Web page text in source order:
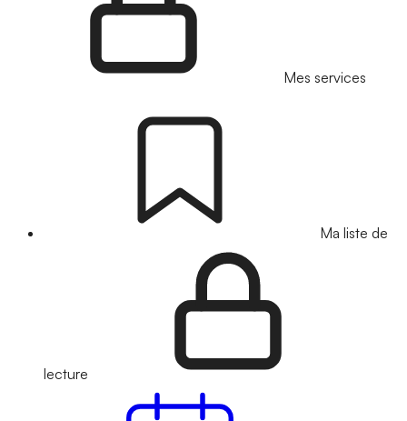
Mes services
Ma liste de
lecture